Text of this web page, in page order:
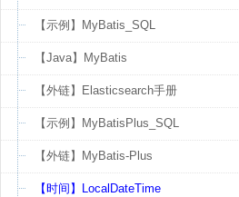
【示例】MyBatis_SQL
【Java】MyBatis
【外链】Elasticsearch手册
【示例】MyBatisPlus_SQL
【外链】MyBatis-Plus
【时间】LocalDateTime